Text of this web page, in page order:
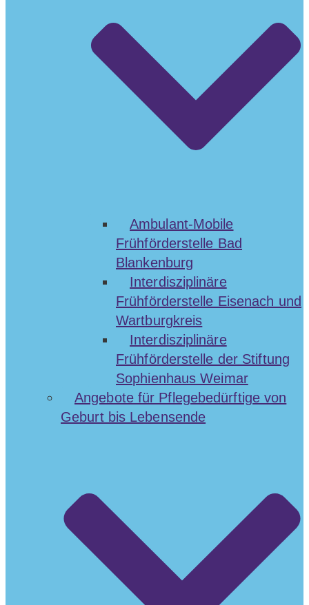
Ambulant-Mobile
Frühförderstelle Bad
Blankenburg
Interdisziplinäre
Frühförderstelle Eisenach und
Wartburgkreis
Interdisziplinäre
Frühförderstelle der Stiftung
Sophienhaus Weimar
Angebote für Pflegebedürftige von
Geburt bis Lebensende